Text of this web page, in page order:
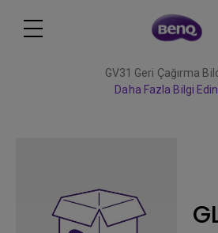
GV31 Geri Çağırma
Daha Fazla Bilgi